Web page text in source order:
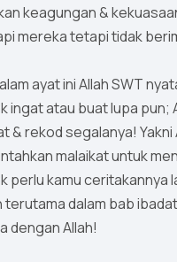
keagungan &
mereka tetapi tidak
ayat ini Allah SWT
ingat atau buat lupa pun;
& rekod segalanya! Yakni
malaikat untuk
perlu kamu ceritakannya
terutama dalam bab
dengan Allah!